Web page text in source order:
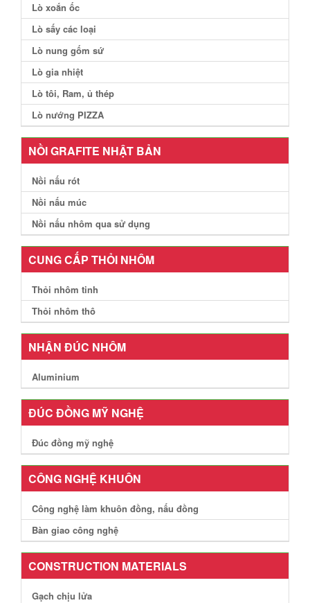
Lò xoắn ốc
Lò sấy các loại
Lò nung gốm sứ
Lò gia nhiệt
Lò tôi, Ram, ủ thép
Lò nướng PIZZA
NỒI GRAFITE NHẬT BẢN
Nồi nấu rót
Nồi nấu múc
Nồi nấu nhôm qua sử dụng
CUNG CẤP THỎI NHÔM
Thỏi nhôm tinh
Thỏi nhôm thô
NHẬN ĐÚC NHÔM
Aluminium
ĐÚC ĐỒNG MỸ NGHỆ
Đúc đồng mỹ nghệ
CÔNG NGHỆ KHUÔN
Công nghệ làm khuôn đồng, nấu đồng
Bàn giao công nghệ
CONSTRUCTION MATERIALS
Gạch chịu lửa